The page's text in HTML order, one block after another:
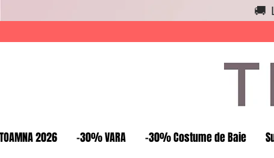
🚚
TOAMNA 2026 -30% VARA -30% Costume de Baie